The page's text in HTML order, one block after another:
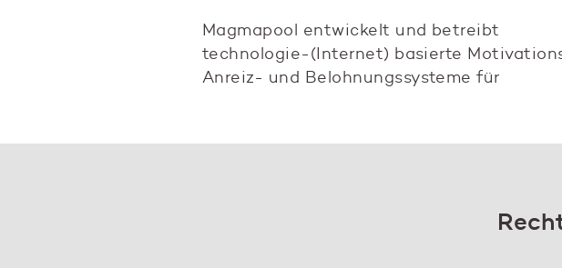
Magmapool entwickelt und betreibt
technologie-(Internet) basierte
Anreiz- und Belohnungssysteme für